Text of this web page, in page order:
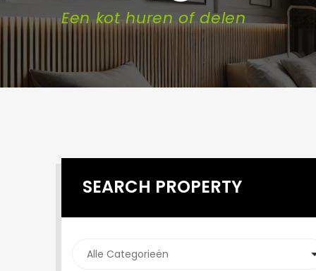
Een kot huren of delen
SEARCH PROPERTY